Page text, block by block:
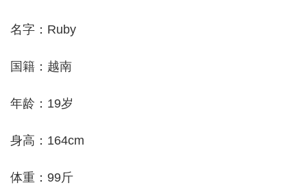
名字：Ruby
国籍：越南
年龄：19岁
身高：164cm
体重：99斤